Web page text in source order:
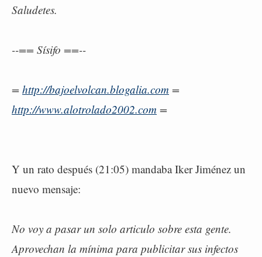
Saludetes.
--== Sísifo ==--
= http://bajoelvolcan.blogalia.com =
http://www.alotrolado2002.com =
Y un rato después (21:05) mandaba Iker Jiménez un
nuevo mensaje:
No voy a pasar un solo articulo sobre esta gente.
Aprovechan la mínima para publicitar sus infectos